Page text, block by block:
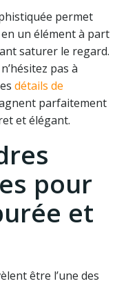
permet
un élément à part
saturer le regard.
pas à
détails de
parfaitement
et élégant.
pour
et
être l’une des